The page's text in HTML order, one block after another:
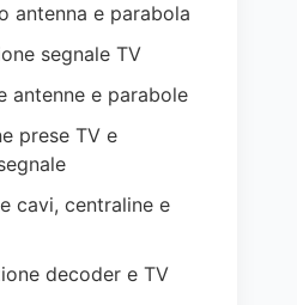
antenna e parabola
segnale TV
antenne e parabole
prese TV e
cavi, centraline e
decoder e TV